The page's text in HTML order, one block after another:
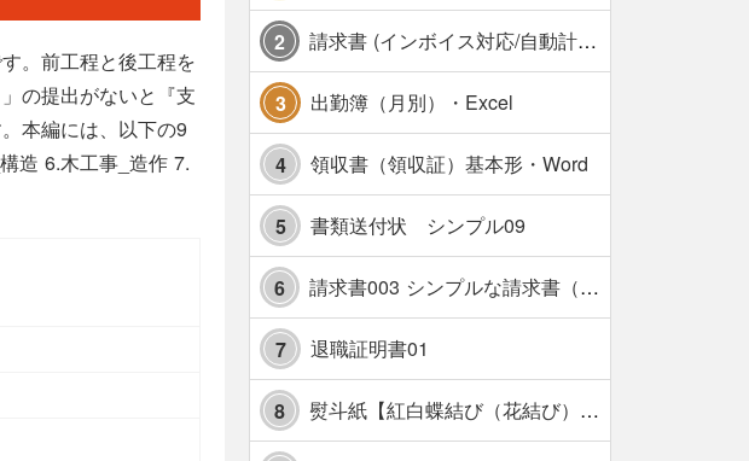
。前工程と後工程を
の提出がないと『支
本編には、以下の9
造 6.木工事_造作 7.
2 請求書 (インボイス対応/自動計算/A4 縦) カラー 使い方解説あり
3 出勤簿（月別）・Excel
4 領収書（領収証）基本形・Word
5 書類送付状 シンプル09
6 請求書003 シンプルな請求書（消費税10％対応）
7 退職証明書01
8 熨斗紙【紅白蝶結び（花結び）・水引7本】・Excel